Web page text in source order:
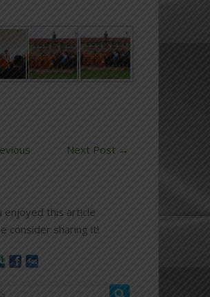
Next Post →
enjoyed this article
consider sharing it!